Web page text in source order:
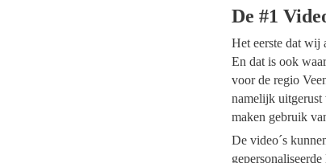
De #1
Het eerste dat wij
En dat is ook
voor de regio
namelijk
maken gebruik
De video´s